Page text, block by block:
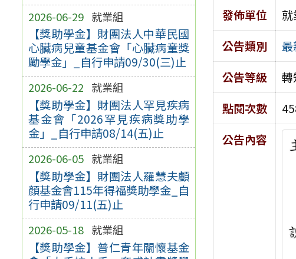
2026-06-29 就業組
【獎助學金】財團法人中華民國
心臟病兒童基金會「心臟病童獎
勵學金」_自行申請09/30(三)止
2026-06-22 就業組
【獎助學金】財團法人罕見疾病
基金會「2026罕見疾病獎助學
金」_自行申請08/14(五)止
2026-06-05 就業組
【獎助學金】財團法人羅慧夫顱
顏基金會115年得福獎助學金_自
行申請09/11(五)止
2026-05-18 就業組
【獎助學金】普仁青年關懷基金
發佈單位
公告類別
最
公告等級
轉
點閱次數
公告內容